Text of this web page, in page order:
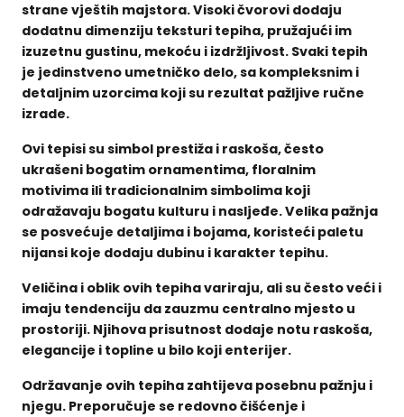
strane vještih majstora. Visoki čvorovi dodaju
dodatnu dimenziju teksturi tepiha, pružajući im
izuzetnu gustinu, mekoću i izdržljivost. Svaki tepih
je jedinstveno umetničko delo, sa kompleksnim i
detaljnim uzorcima koji su rezultat pažljive ručne
izrade.
Ovi tepisi su simbol prestiža i raskoša, često
ukrašeni bogatim ornamentima, floralnim
motivima ili tradicionalnim simbolima koji
odražavaju bogatu kulturu i nasljeđe. Velika pažnja
se posvećuje detaljima i bojama, koristeći paletu
nijansi koje dodaju dubinu i karakter tepihu.
Veličina i oblik ovih tepiha variraju, ali su često veći i
imaju tendenciju da zauzmu centralno mjesto u
prostoriji. Njihova prisutnost dodaje notu raskoša,
elegancije i topline u bilo koji enterijer.
Održavanje ovih tepiha zahtijeva posebnu pažnju i
njegu. Preporučuje se redovno čišćenje i